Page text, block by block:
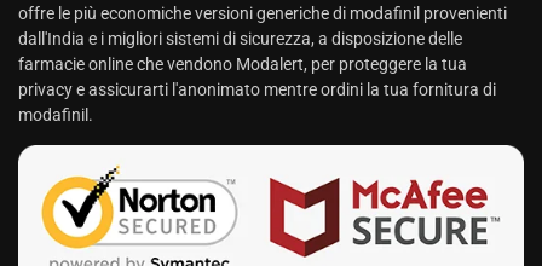
offre le più economiche versioni generiche di modafinil provenienti
dall'India e i migliori sistemi di sicurezza, a disposizione delle
farmacie online che vendono Modalert, per proteggere la tua
privacy e assicurarti l'anonimato mentre ordini la tua fornitura di
modafinil.